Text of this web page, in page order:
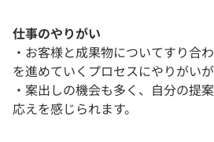
仕事のやりがい
・お客様と成果物についてすり合
を進めていくプロセスにやりがいが
・案出しの機会も多く、自分の提
応えを感じられます。